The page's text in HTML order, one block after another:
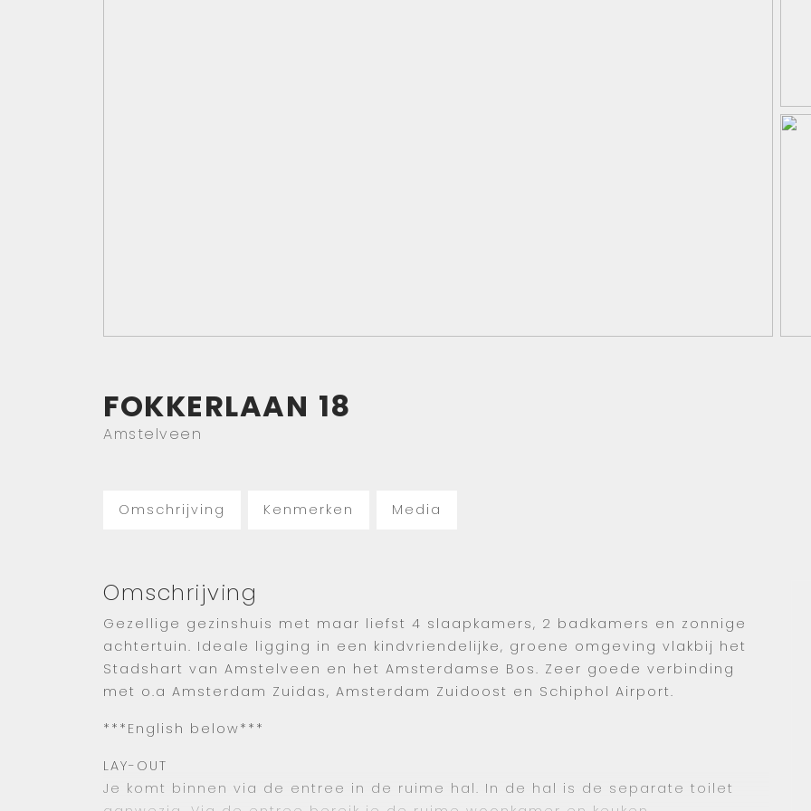
FOKKERLAAN 18
Amstelveen
Omschrijving Kenmerken Media
Omschrijving
Gezellige gezinshuis met maar liefst 4 slaapkamers, 2 badkamers en zonnige
achtertuin. Ideale ligging in een kindvriendelijke, groene omgeving vlakbij het
Stadshart van Amstelveen en het Amsterdamse Bos. Zeer goede verbinding
met o.a Amsterdam Zuidas, Amsterdam Zuidoost en Schiphol Airport.
***English below***
LAY-OUT
Je komt binnen via de entree in de ruime hal. In de hal is de separate toilet